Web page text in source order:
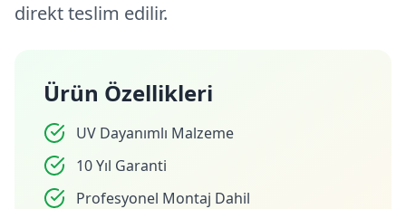
direkt teslim edilir.
Ürün Özellikleri
UV Dayanımlı Malzeme
10 Yıl Garanti
Profesyonel Montaj Dahil